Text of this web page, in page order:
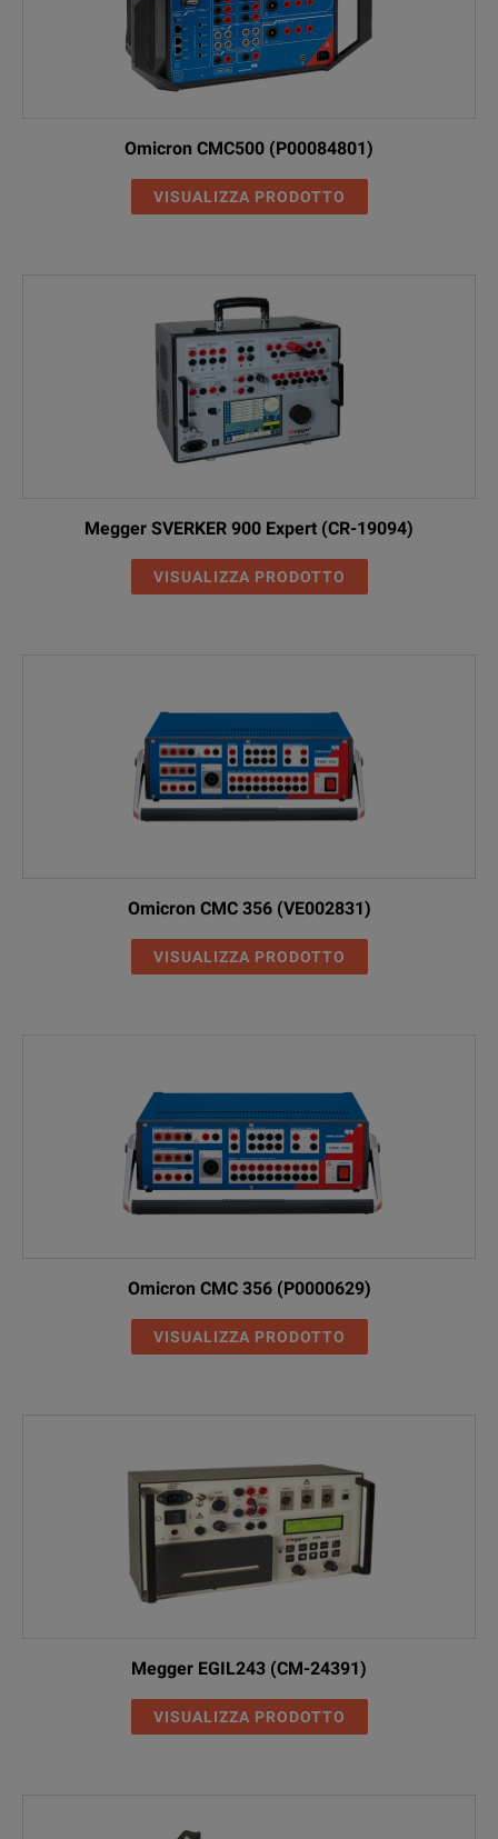
Omicron CMC500 (P00084801)
VISUALIZZA PRODOTTO
Megger SVERKER 900 Expert (CR-19094)
VISUALIZZA PRODOTTO
Omicron CMC 356 (VE002831)
VISUALIZZA PRODOTTO
Omicron CMC 356 (P0000629)
VISUALIZZA PRODOTTO
Megger EGIL243 (CM-24391)
VISUALIZZA PRODOTTO